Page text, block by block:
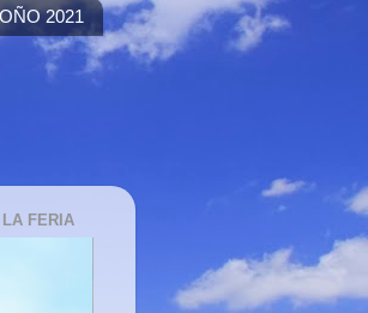
2021
FERIA